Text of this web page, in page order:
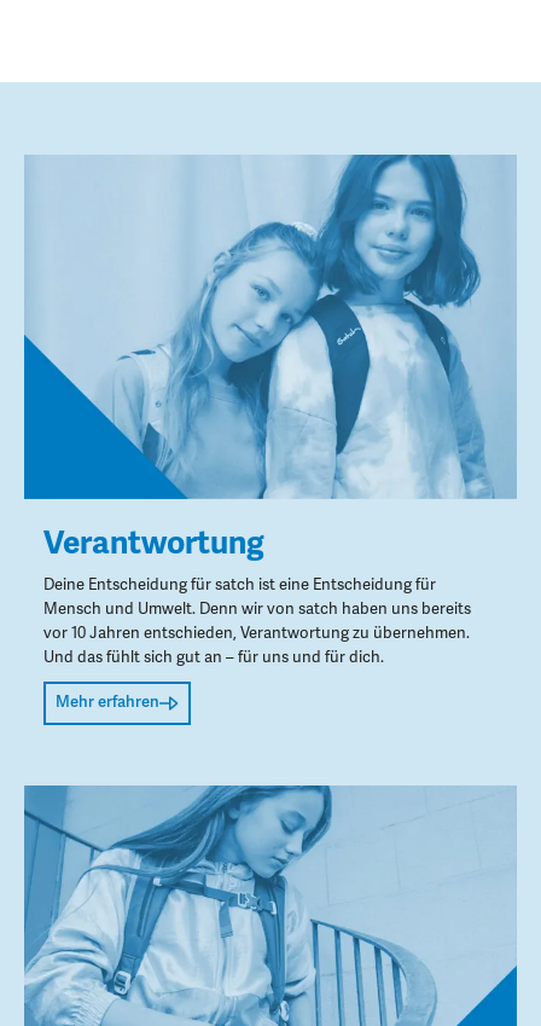
Verantwortung
Deine Entscheidung für satch ist eine Entscheidung für
Mensch und Umwelt. Denn wir von satch haben uns bereits
vor 10 Jahren entschieden, Verantwortung zu übernehmen.
Und das fühlt sich gut an – für uns und für dich.
Mehr erfahren